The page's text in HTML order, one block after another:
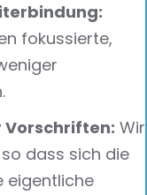
fokussierte,
Vorschriften: Wir
dass sich die
eigentliche